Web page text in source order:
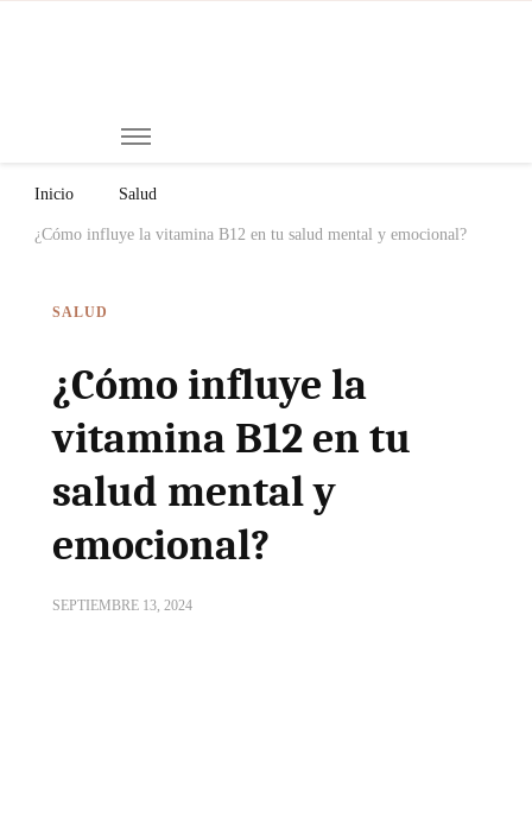
Inicio Salud
¿Cómo influye la vitamina B12 en tu salud mental y emocional?
SALUD
¿Cómo influye la
vitamina B12 en tu
salud mental y
emocional?
SEPTIEMBRE 13, 2024